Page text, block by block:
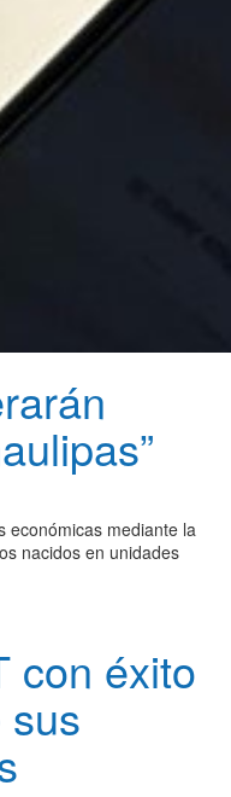
económicas mediante la
nacidos en unidades
con éxito
sus